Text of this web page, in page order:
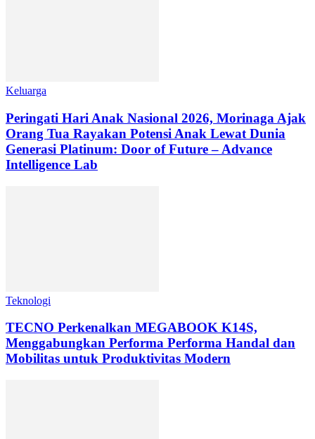
Keluarga
Peringati Hari Anak Nasional 2026, Morinaga Ajak
Orang Tua Rayakan Potensi Anak Lewat Dunia
Generasi Platinum: Door of Future – Advance
Intelligence Lab
Teknologi
TECNO Perkenalkan MEGABOOK K14S,
Menggabungkan Performa Performa Handal dan
Mobilitas untuk Produktivitas Modern